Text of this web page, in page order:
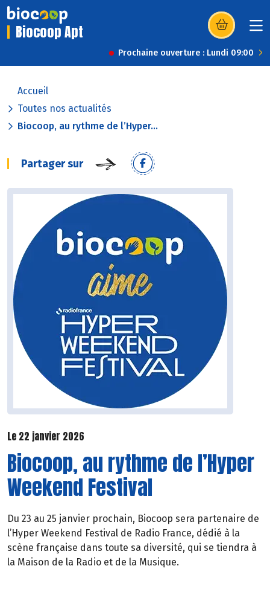
Biocoop Apt (s’ouvre dans
Prochaine ouverture : Lundi 09:00
Accueil
Toutes nos actualités
Biocoop, au rythme de l’Hyper...
Partager sur
Le 22 janvier 2026
Biocoop, au rythme de l’Hyper
Weekend Festival
Du 23 au 25 janvier prochain, Biocoop sera partenaire de
l’Hyper Weekend Festival de Radio France, dédié à la
scène française dans toute sa diversité, qui se tiendra à
la Maison de la Radio et de la Musique.